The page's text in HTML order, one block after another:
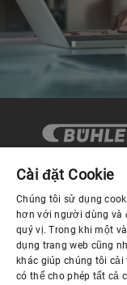
Quản trị
Về Chúng
Cài đặt Cookie
Chúng tôi sử dụng
hơn với người dùng và
quý vị. Trong khi một
dụng trang web cũng
khác giúp chúng tôi
có thể cho phép tất cả